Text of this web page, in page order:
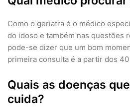
Como o geriatra é o médico
do idoso e também nas questões
pode-se dizer que um bom
primeira consulta é a partir dos 40
Quais as doenças
cuida?